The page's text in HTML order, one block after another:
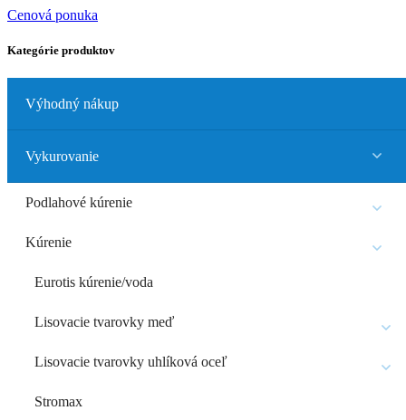
Cenová ponuka
Kategórie produktov
Výhodný nákup
Vykurovanie
Podlahové kúrenie
Kúrenie
Eurotis kúrenie/voda
Lisovacie tvarovky meď
Lisovacie tvarovky uhlíková oceľ
Stromax